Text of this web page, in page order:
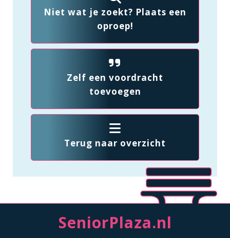
Niet wat je zoekt? Plaats een
oproep!
Zelf een voordracht
toevoegen
Terug naar overzicht
SeniorPlaza.nl